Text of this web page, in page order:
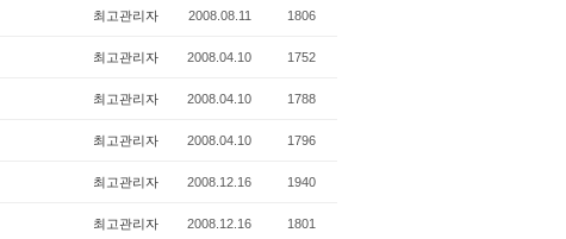
최고관리자 2008.08.11 1806
최고관리자 2008.04.10 1752
최고관리자 2008.04.10 1788
최고관리자 2008.04.10 1796
최고관리자 2008.12.16 1940
최고관리자 2008.12.16 1801